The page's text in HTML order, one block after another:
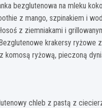
bezglutenowa na mleku
z mango, szpinakiem i
z ziemniakami i
krakersy ryżowe
z komosą ryżową, pieczoną
chleb z pastą z